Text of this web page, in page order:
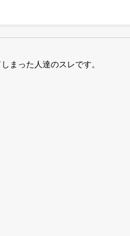
まった人達のスレです。